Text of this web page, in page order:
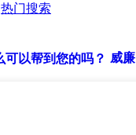
热门搜索
威廉